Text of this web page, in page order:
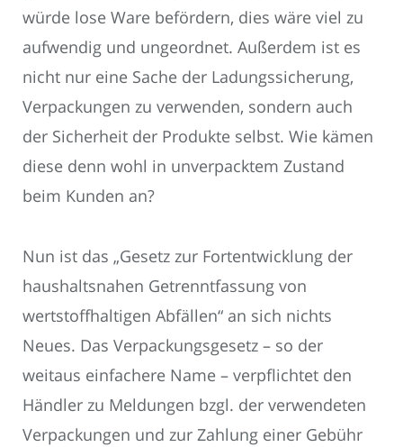
würde lose Ware befördern, dies wäre viel zu
aufwendig und ungeordnet. Außerdem ist es
nicht nur eine Sache der Ladungssicherung,
Verpackungen zu verwenden, sondern auch
der Sicherheit der Produkte selbst. Wie kämen
diese denn wohl in unverpacktem Zustand
beim Kunden an?
Nun ist das „Gesetz zur Fortentwicklung der
haushaltsnahen Getrenntfassung von
wertstoffhaltigen Abfällen“ an sich nichts
Neues. Das Verpackungsgesetz – so der
weitaus einfachere Name – verpflichtet den
Händler zu Meldungen bzgl. der verwendeten
Verpackungen und zur Zahlung einer Gebühr